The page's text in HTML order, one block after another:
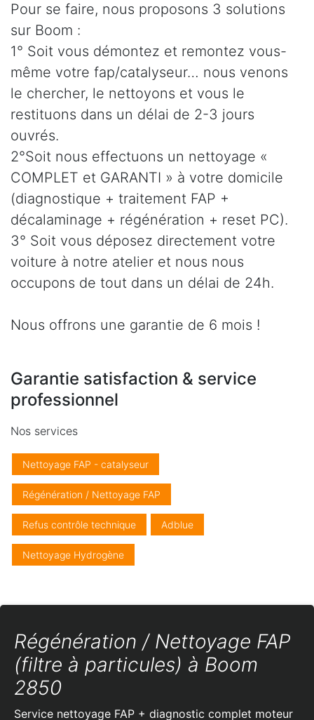
Pour se faire, nous proposons 3 solutions
sur Boom :
1° Soit vous démontez et remontez vous-
même votre fap/catalyseur… nous venons
le chercher, le nettoyons et vous le
restituons dans un délai de 2-3 jours
ouvrés.
2°Soit nous effectuons un nettoyage «
COMPLET et GARANTI » à votre domicile
(diagnostique + traitement FAP +
décalaminage + régénération + reset PC).
3° Soit vous déposez directement votre
voiture à notre atelier et nous nous
occupons de tout dans un délai de 24h.
Nous offrons une garantie de 6 mois !
Garantie satisfaction & service
professionnel
Nos services
Nettoyage FAP - catalyseur
Régénération / Nettoyage FAP
Refus contrôle technique Adblue
Nettoyage Hydrogène
Régénération / Nettoyage FAP
(filtre à particules) à Boom
2850
Service nettoyage FAP + diagnostic complet moteur